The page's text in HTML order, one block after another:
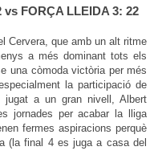
FORÇA LLEIDA 3: 22
Cervera, que amb un alt ritme
a més dominant tots els
una còmoda victòria per més
la participació de
jugat a un gran nivell, Albert
jornades per acabar la lliga
fermes aspiracions perquè
(la final 4 es juga a casa del